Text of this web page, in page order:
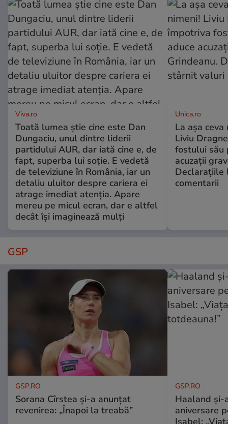
Viva.ro
Toată lumea știe cine este Dan
Dungaciu, unul dintre liderii
partidului AUR, dar iată cine e, de
fapt, superba lui soție. E vedetă
de televiziune în România, iar un
detaliu uluitor despre cariera ei
atrage imediat atenția. Apare
mereu pe micul ecran, dar e altfel
decât își imaginează mulți
Unica.ro
La așa
Liviu
fostului său
acuzații
Declarațiile
comentarii
GSP
GSP.RO
Sorana Cîrstea și-a anunțat
revenirea: „Înapoi la treabă”
GSP.RO
Haaland
aniversare
Isabel: